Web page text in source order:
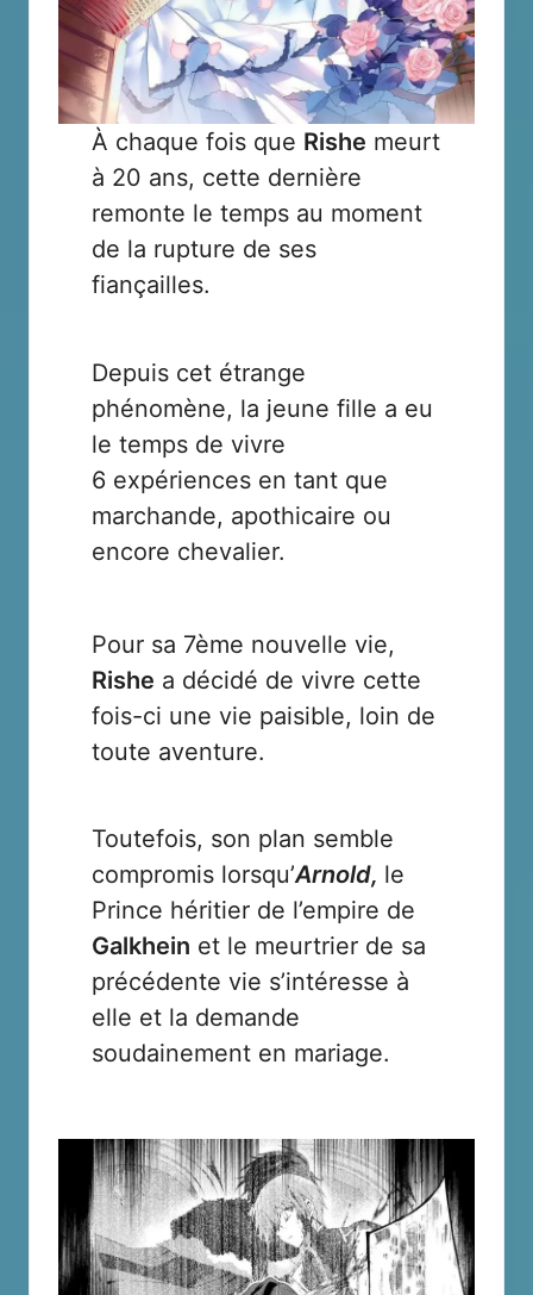
À chaque fois que Rishe meurt
à 20 ans, cette dernière
remonte le temps au moment
de la rupture de ses
fiançailles.
Depuis cet étrange
phénomène, la jeune fille a eu
le temps de vivre
6 expériences en tant que
marchande, apothicaire ou
encore chevalier.
Pour sa 7ème nouvelle vie,
Rishe a décidé de vivre cette
fois-ci une vie paisible, loin de
toute aventure.
Toutefois, son plan semble
compromis lorsqu’Arnold, le
Prince héritier de l’empire de
Galkhein et le meurtrier de sa
précédente vie s’intéresse à
elle et la demande
soudainement en mariage.